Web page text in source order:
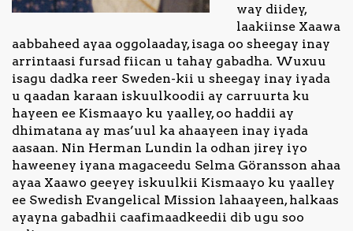
way diidey,
laakiinse Xaawa
aabbaheed ayaa oggolaaday, isaga oo sheegay inay
arrintaasi fursad fiican u tahay gabadha. Wuxuu
isagu dadka reer Sweden-kii u sheegay inay iyada
u qaadan karaan iskuulkoodii ay carruurta ku
hayeen ee Kismaayo ku yaalley, oo haddii ay
dhimatana ay mas’uul ka ahaayeen inay iyada
aasaan. Nin Herman Lundin la odhan jirey iyo
haweeney iyana magaceedu Selma Göransson ahaa
ayaa Xaawo geeyey iskuulkii Kismaayo ku yaalley
ee Swedish Evangelical Mission lahaayeen, halkaas
ayayna gabadhii caafimaadkeedii dib ugu soo